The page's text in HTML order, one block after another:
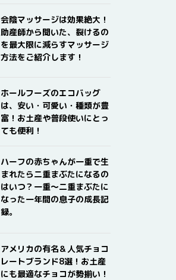
会陰マッサージは効果絶大！
助産師から聞いた、裂けるの
を最大限に減らすマッサージ
方法をご紹介します！
ホールフーズのエコバッグ
は、安い・可愛い・種類が豊
富！お土産や普段使いにとっ
ても便利！
ハーフの赤ちゃんが一重で生
まれたら二重まぶたになるの
はいつ？一重〜二重まぶたに
なった一年間の息子の成長記
録。
アメリカの有名＆人気チョコ
レートブランド8選！お土産
にも最適なチョコが勢揃い！